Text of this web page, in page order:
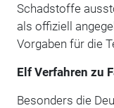
Schadstoffe
als offiziell
Vorgaben für die
Elf Verfahren zu
Besonders die